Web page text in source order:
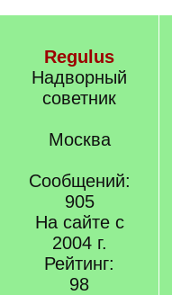
Regulus
Надворный
советник
Москва
Сообщений:
905
На сайте с
2004 г.
Рейтинг:
98